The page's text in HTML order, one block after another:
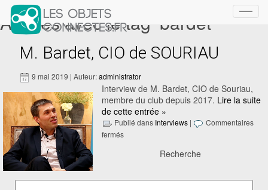
Articles avec le tag ‘bardet’
M. Bardet, CIO de SOURIAU
9 mai 2019 | Auteur:administrator
Interview de M. Bardet, CIO de Souriau,
membre du club depuis 2017. Lire la suite
de cette entrée »
Publié dans Interviews |
Commentaires
fermés
Recherche